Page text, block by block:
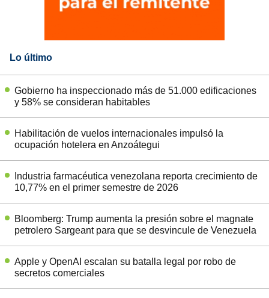
Lo último
Gobierno ha inspeccionado más de 51.000 edificaciones
y 58% se consideran habitables
Habilitación de vuelos internacionales impulsó la
ocupación hotelera en Anzoátegui
Industria farmacéutica venezolana reporta crecimiento de
10,77% en el primer semestre de 2026
Bloomberg: Trump aumenta la presión sobre el magnate
petrolero Sargeant para que se desvincule de Venezuela
Apple y OpenAI escalan su batalla legal por robo de
secretos comerciales